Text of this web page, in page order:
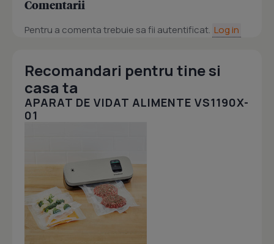
Comentarii
Pentru a comenta trebuie sa fii autentificat. Log in
Recomandari pentru tine si
casa ta
APARAT DE VIDAT ALIMENTE VS1190X-
01